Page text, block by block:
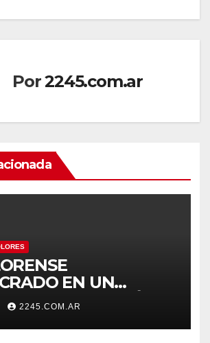
Por2245.com.ar
EN UN
QUE TERMINÓ
Y VUELCO
2245.COM.AR